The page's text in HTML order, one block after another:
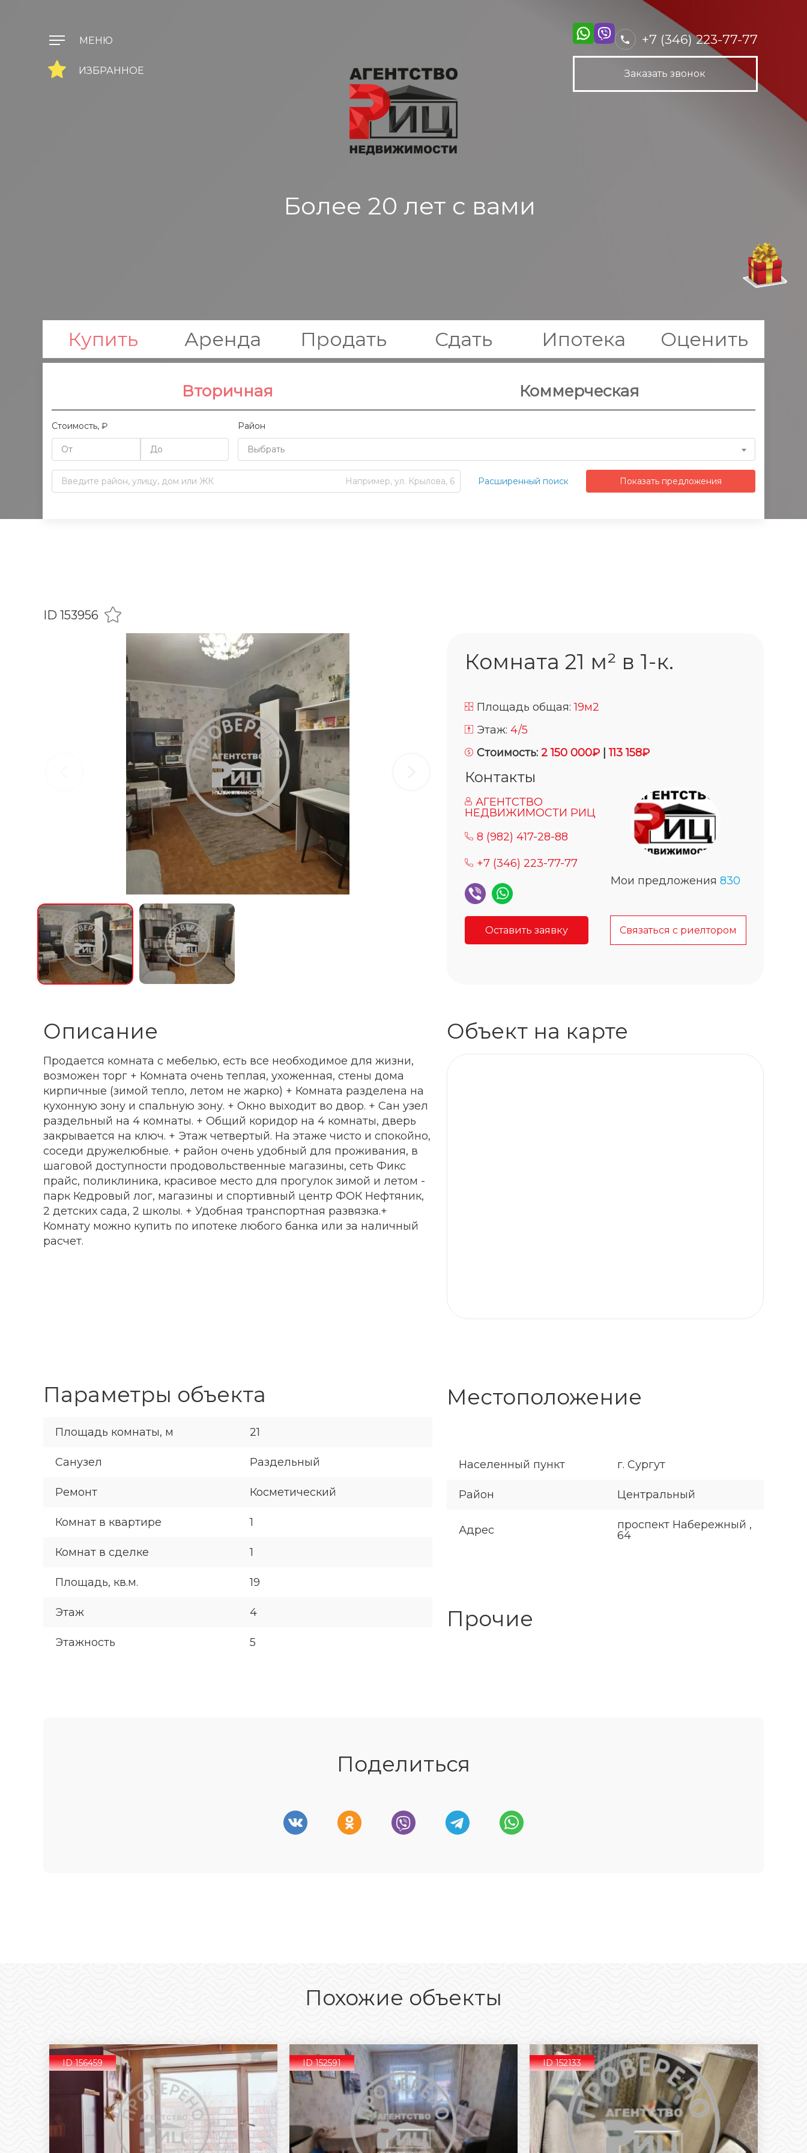
+7 (346) 223-77-77
Заказать звонок
Более 20 лет с вами
Купить Аренда Продать Сдать Ипотека Оценить
Вторичная Коммерческая
Стоимость, ₽ Район
Выбрать
Расширенный поиск Показать предложения
ID 153956
Комната 21 м² в 1-к.
Площадь общая:19м2
Этаж: 4/5
Стоимость: 2 150 000₽ |113 158₽
Контакты
АГЕНТСТВО
НЕДВИЖИМОСТИ РИЦ
8 (982) 417-28-88
+7 (346) 223-77-77
Мои предложения 830
Оставить заявку Связаться с риелтором
Описание
Продается комната с мебелью, есть все необходимое для жизни,
возможен торг + Комната очень теплая, ухоженная, стены дома
кирпичные (зимой тепло, летом не жарко) + Комната разделена на
кухонную зону и спальную зону. + Окно выходит во двор. + Сан узел
раздельный на 4 комнаты. + Общий коридор на 4 комнаты, дверь
закрывается на ключ. + Этаж четвертый. На этаже чисто и спокойно,
соседи дружелюбные. + район очень удобный для проживания, в
шаговой доступности продовольственные магазины, сеть Фикс
прайс, поликлиника, красивое место для прогулок зимой и летом -
парк Кедровый лог, магазины и спортивный центр ФОК Нефтяник,
2 детских сада, 2 школы. + Удобная транспортная развязка.+
Комнату можно купить по ипотеке любого банка или за наличный
расчет.
Параметры объекта
Площадь комнаты, м 21
Санузел Раздельный
Ремонт Косметический
Комнат в квартире 1
Комнат в сделке 1
Площадь, кв.м. 19
Этаж 4
Этажность 5
Объект на карте
Местоположение
Населенный пункт г. Сургут
Район Центральный
Адрес
проспект Набережный ,
64
Прочие
Поделиться
Похожие объекты
ID 156459 ID 152591 ID 152133